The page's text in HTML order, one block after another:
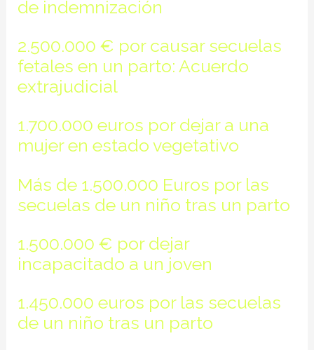
de indemnización
2.500.000 € por causar secuelas
fetales en un parto: Acuerdo
extrajudicial
1.700.000 euros por dejar a una
mujer en estado vegetativo
Más de 1.500.000 Euros por las
secuelas de un niño tras un parto
1.500.000 € por dejar
incapacitado a un joven
1.450.000 euros por las secuelas
de un niño tras un parto